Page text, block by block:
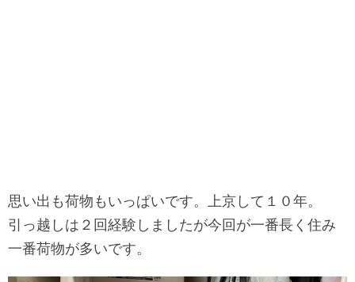
思い出も荷物もいっぱいです。
上京して１０年。
引っ越しは２回経験しましたが今回が一番長く住み
一番荷物が多いです。